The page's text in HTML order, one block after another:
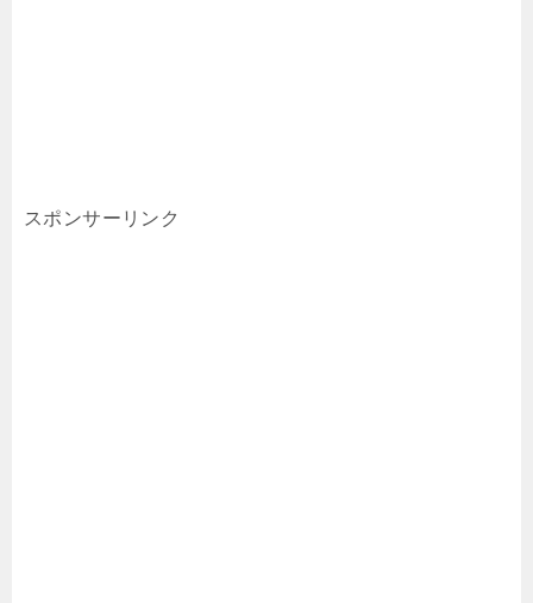
スポンサーリンク